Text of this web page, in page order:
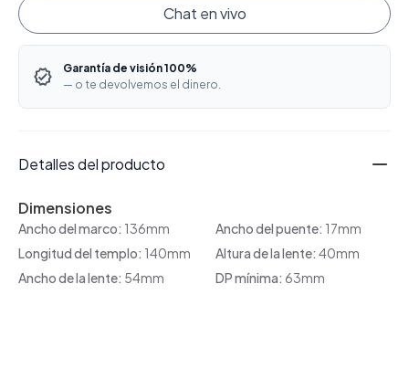
Chat en vivo
Garantía de visión 100%
— o te devolvemos el dinero.
Detalles del producto
Dimensiones
Ancho del marco: 136mm Ancho del puente: 17mm
Longitud del templo: 140mm Altura de la lente: 40mm
Ancho de la lente: 54mm DP mínima: 63mm